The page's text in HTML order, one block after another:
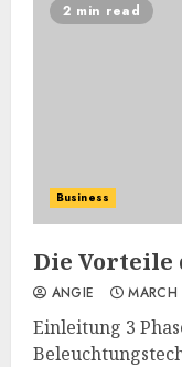
2 min read
Business
Die Vorteile
ANGIE
Einleitung 3